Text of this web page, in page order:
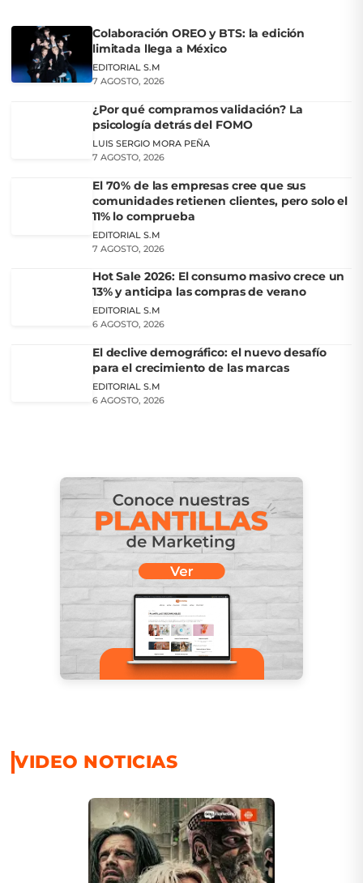
Colaboración OREO y BTS: la edición
limitada llega a México
EDITORIAL S.M
7 AGOSTO, 2026
¿Por qué compramos validación? La
psicología detrás del FOMO
LUIS SERGIO MORA PEÑA
7 AGOSTO, 2026
El 70% de las empresas cree que sus
comunidades retienen clientes, pero solo el
11% lo comprueba
EDITORIAL S.M
7 AGOSTO, 2026
Hot Sale 2026: El consumo masivo crece un
13% y anticipa las compras de verano
EDITORIAL S.M
6 AGOSTO, 2026
El declive demográfico: el nuevo desafío
para el crecimiento de las marcas
EDITORIAL S.M
6 AGOSTO, 2026
VIDEO NOTICIAS